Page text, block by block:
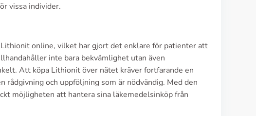
vissa individer.
online, vilket har gjort det enklare för patienter att
inte bara bekvämlighet utan även
Att köpa Lithionit över nätet kräver fortfarande en
och uppföljning som är nödvändig. Med den
möjligheten att hantera sina läkemedelsinköp från